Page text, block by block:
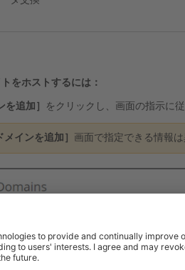
をホストするには：
を追加］ をクリックし、画面の指示に従
メインを追加］ 画面で指定できる情報は